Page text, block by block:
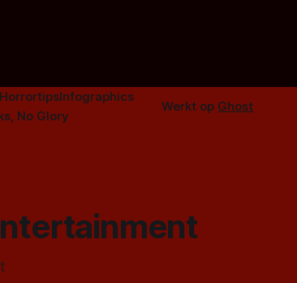
HorrortipsInfographics
No Glory
Werkt op Ghost